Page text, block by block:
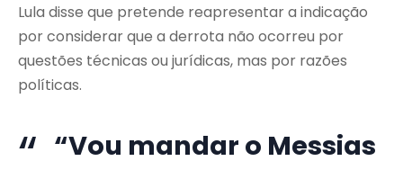
Lula disse que pretende reapresentar a indicação
por considerar que a derrota não ocorreu por
questões técnicas ou jurídicas, mas por razões
políticas.
“Vou mandar o Messias